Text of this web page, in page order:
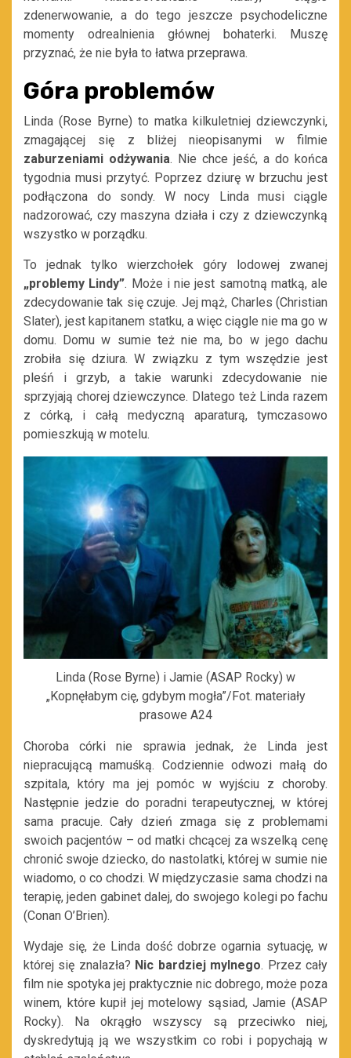
zdenerwowanie, a do tego jeszcze psychodeliczne
momenty odrealnienia głównej bohaterki. Muszę
przyznać, że nie była to łatwa przeprawa.
Góra problemów
Linda (Rose Byrne) to matka kilkuletniej dziewczynki,
zmagającej się z bliżej nieopisanymi w filmie
zaburzeniami odżywania. Nie chce jeść, a do końca
tygodnia musi przytyć. Poprzez dziurę w brzuchu jest
podłączona do sondy. W nocy Linda musi ciągle
nadzorować, czy maszyna działa i czy z dziewczynką
wszystko w porządku.
To jednak tylko wierzchołek góry lodowej zwanej
„problemy Lindy”. Może i nie jest samotną matką, ale
zdecydowanie tak się czuje. Jej mąż, Charles (Christian
Slater), jest kapitanem statku, a więc ciągle nie ma go w
domu. Domu w sumie też nie ma, bo w jego dachu
zrobiła się dziura. W związku z tym wszędzie jest
pleśń i grzyb, a takie warunki zdecydowanie nie
sprzyjają chorej dziewczynce. Dlatego też Linda razem
z córką, i całą medyczną aparaturą, tymczasowo
pomieszkują w motelu.
Linda (Rose Byrne) i Jamie (ASAP Rocky) w
„Kopnęłabym cię, gdybym mogła”/Fot. materiały
prasowe A24
Choroba córki nie sprawia jednak, że Linda jest
niepracującą mamuśką. Codziennie odwozi małą do
szpitala, który ma jej pomóc w wyjściu z choroby.
Następnie jedzie do poradni terapeutycznej, w której
sama pracuje. Cały dzień zmaga się z problemami
swoich pacjentów – od matki chcącej za wszelką cenę
chronić swoje dziecko, do nastolatki, której w sumie nie
wiadomo, o co chodzi. W międzyczasie sama chodzi na
terapię, jeden gabinet dalej, do swojego kolegi po fachu
(Conan O’Brien).
Wydaje się, że Linda dość dobrze ogarnia sytuację, w
której się znalazła? Nic bardziej mylnego. Przez cały
film nie spotyka jej praktycznie nic dobrego, może poza
winem, które kupił jej motelowy sąsiad, Jamie (ASAP
Rocky). Na okrągło wszyscy są przeciwko niej,
dyskredytują ją we wszystkim co robi i popychają w